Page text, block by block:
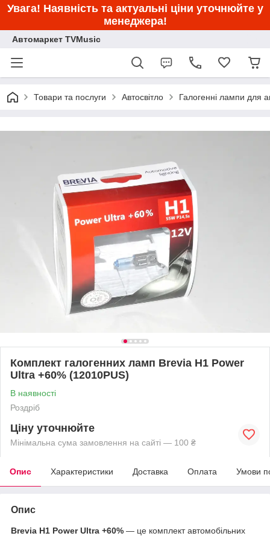
Увага! Наявність та актуальні ціни уточнюйте у
менеджера!
Автомаркет TVMusic
Товари та послуги Автосвітло Галогенні лампи для
Комплект галогенних ламп Brevia H1 Power
Ultra +60% (12010PUS)
В наявності
Роздріб
Ціну уточнюйте
Мінімальна сума замовлення на сайті — 100 ₴
Опис Характеристики Доставка Оплата Умови
Опис
Brevia H1 Power Ultra +60% — це комплект автомобільних